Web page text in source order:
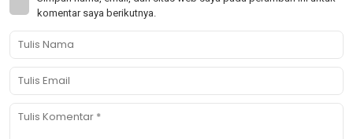
komentar saya berikutnya.